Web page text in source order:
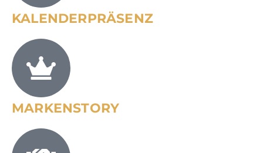
KALENDERPRÄSENZ
MARKENSTORY